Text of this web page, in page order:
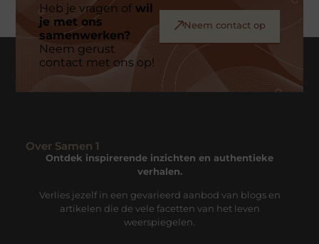
Heb je vragen ofwil
je met ons
samenwerken?
Neem gerust
contact met ons op!
Neem contact op
Over Samen 1
Ontdek inspirerende inzichten en authentieke
verhalen.
Verlies jezelf in een gevarieerd aanbod van blogs en
artikelen die de vele facetten van het leven
weerspiegelen.